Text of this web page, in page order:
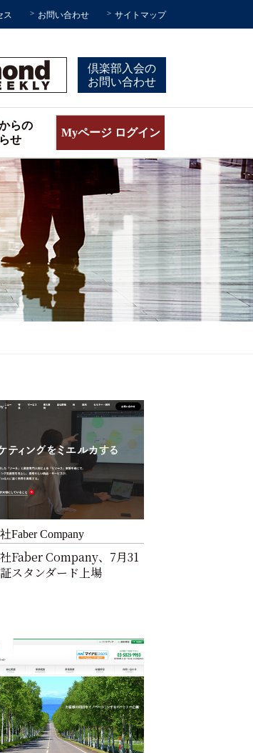
ス お問い合わせ サイトマップ
倶楽部入会の
お問い合わせ
らの
せ
Myページ ログイン
Faber Company
Faber Company、7月31
スタンダード上場